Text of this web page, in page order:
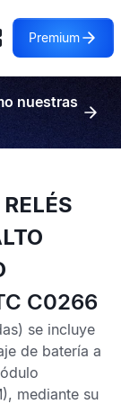
Premium
nuestras
C0266
se incluye
de batería a
mediante su